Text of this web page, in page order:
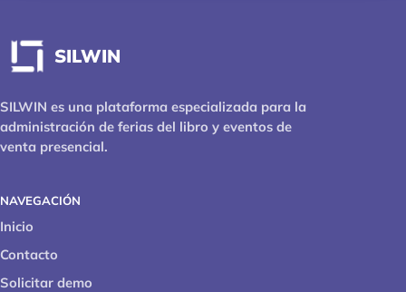
SILWIN
SILWIN es una plataforma especializada para la
administración de ferias del libro y eventos de
venta presencial.
NAVEGACIÓN
Inicio
Contacto
Solicitar demo